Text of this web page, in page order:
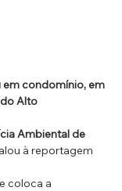
condomínio, em
Alto
Ambiental de
à reportagem
coloca a